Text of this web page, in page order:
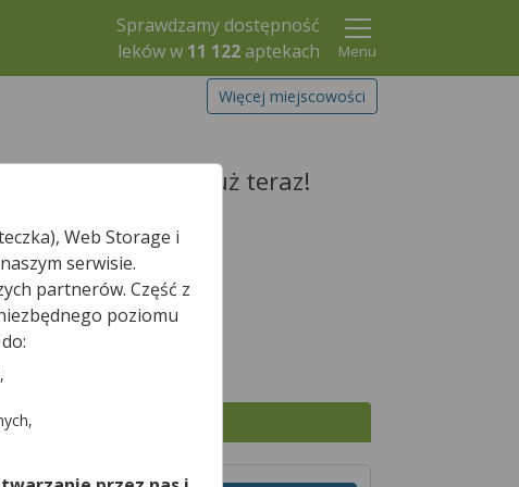
Sprawdzamy dostępność
leków w 11 122aptekach
Menu
Więcej miejscowości
i zarezerwuj go już teraz!
Szukaj leku
Web Storage i
serwisie.
partnerów. Część z
poziomu